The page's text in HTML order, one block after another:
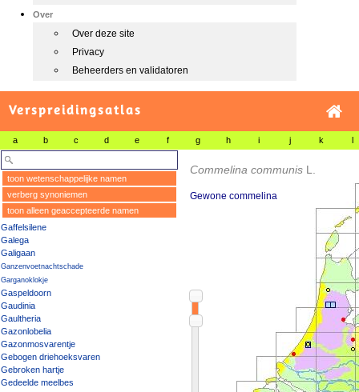
Over
Over deze site
Privacy
Beheerders en validatoren
Verspreidingsatlas
a b c d e f g h i j k l
toon wetenschappelijke namen
verberg synoniemen
toon alleen geaccepteerde namen
Gaffelsilene
Galega
Galigaan
Ganzenvoetnachtschade
Garganoklokje
Gaspeldoorn
Gaudinia
Gaultheria
Gazonlobelia
Gazonmosvarentje
Gebogen driehoeksvaren
Gebroken hartje
Gedeelde meelbes
Commelina communis L.
Gewone commelina